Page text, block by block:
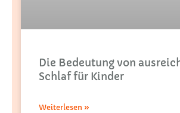
Die Bedeutung von
Schlaf für Kinder
Weiterlesen »